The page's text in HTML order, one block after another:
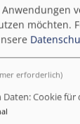
Band
am
in
möchten.
erforderlich)
Daten: Cookie